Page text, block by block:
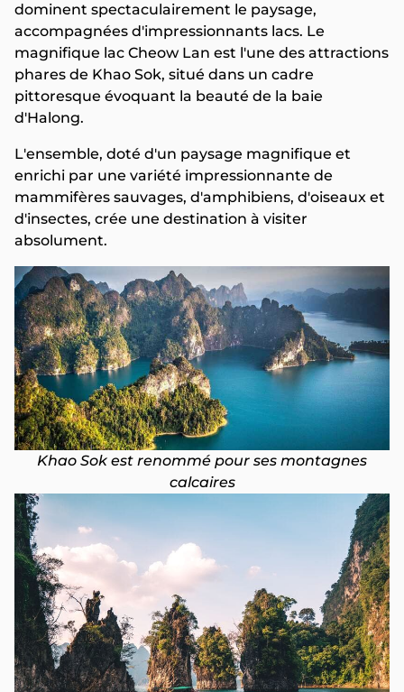
dominent spectaculairement le paysage,
accompagnées d'impressionnants lacs. Le
magnifique lac Cheow Lan est l'une des attractions
phares de Khao Sok, situé dans un cadre
pittoresque évoquant la beauté de la baie
d'Halong.
L'ensemble, doté d'un paysage magnifique et
enrichi par une variété impressionnante de
mammifères sauvages, d'amphibiens, d'oiseaux et
d'insectes, crée une destination à visiter
absolument.
Khao Sok est renommé pour ses montagnes
calcaires